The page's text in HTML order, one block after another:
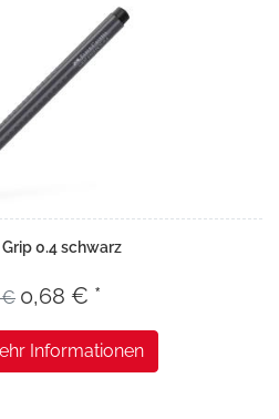
Grip 0.4 schwarz
€ 0,68 € *
Informationen